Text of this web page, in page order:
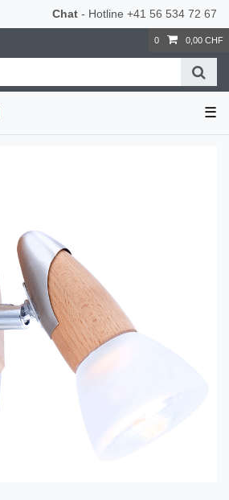
Chat - Hotline +41 56 534 72 67
0 0,00 CHF
☰